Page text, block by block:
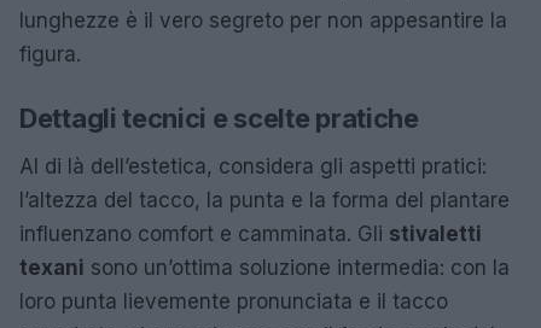
lunghezze è il vero segreto per non appesantire la
figura.
Dettagli tecnici e scelte pratiche
Al di là dell’estetica, considera gli aspetti pratici:
l’altezza del tacco, la punta e la forma del plantare
influenzano comfort e camminata. Gli stivaletti
texani sono un’ottima soluzione intermedia: con la
loro punta lievemente pronunciata e il tacco